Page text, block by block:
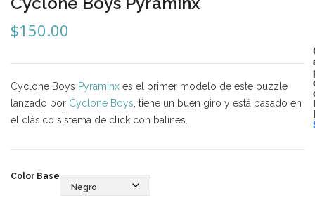
Okamoto
QJ
Quick Finger
Very Puzzle
Cyclone Boy’s
Gan’s
GuoGuan
$150.00
Cyclone Boys Pyraminx es el primer modelo de este puzzle
lanzado por Cyclone Boys, tiene un buen giro y está basado en
el clásico sistema de click con balines.
Color Base